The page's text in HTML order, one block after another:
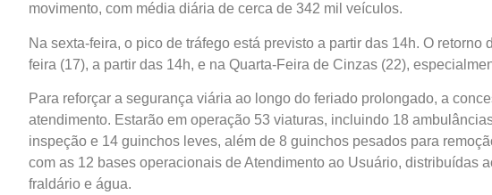
movimento, com média diária de cerca de 342 mil veículos.
Na sexta-feira, o pico de tráfego está previsto a partir das 14h. O
feira (17), a partir das 14h, e na Quarta-Feira de Cinzas (22),
Para reforçar a segurança viária ao longo do feriado prolongado, a
atendimento. Estarão em operação 53 viaturas, incluindo 18
inspeção e 14 guinchos leves, além de 8 guinchos pesados para
com as 12 bases operacionais de Atendimento ao Usuário, distribuídas
fraldário e água.